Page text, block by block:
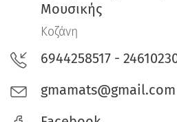
Μουσικής
Κοζάνη
6944258517 -
gmamats@gmail.com